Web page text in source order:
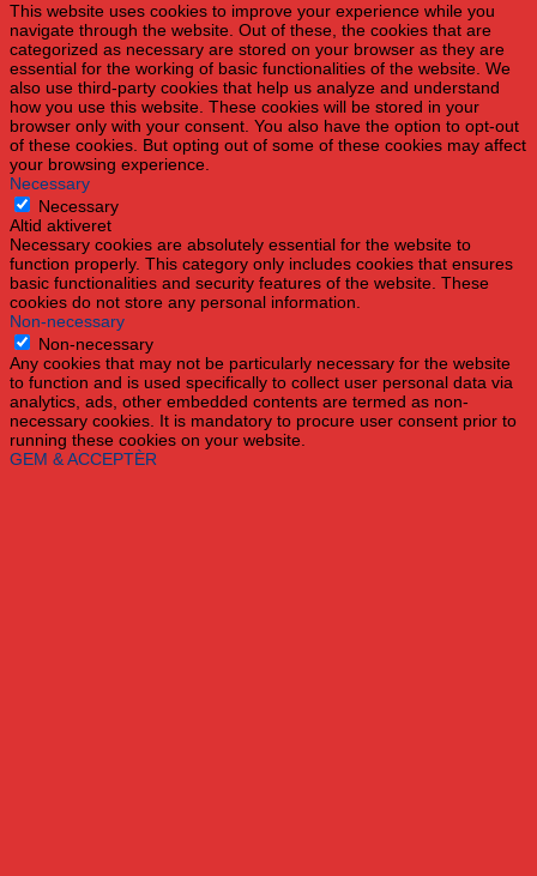
This website uses cookies to improve your experience while you
navigate through the website. Out of these, the cookies that are
categorized as necessary are stored on your browser as they are
essential for the working of basic functionalities of the website. We
also use third-party cookies that help us analyze and understand
how you use this website. These cookies will be stored in your
browser only with your consent. You also have the option to opt-out
of these cookies. But opting out of some of these cookies may affect
your browsing experience.
Necessary
Necessary
Altid aktiveret
Necessary cookies are absolutely essential for the website to
function properly. This category only includes cookies that ensures
basic functionalities and security features of the website. These
cookies do not store any personal information.
Non-necessary
Non-necessary
Any cookies that may not be particularly necessary for the website
to function and is used specifically to collect user personal data via
analytics, ads, other embedded contents are termed as non-
necessary cookies. It is mandatory to procure user consent prior to
running these cookies on your website.
GEM & ACCEPTÈR